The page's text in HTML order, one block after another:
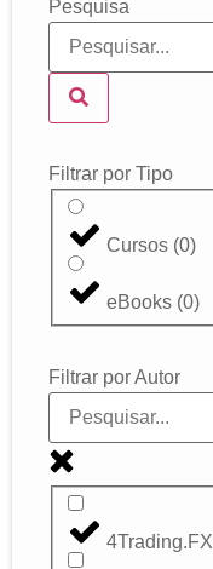
Pesquisa
Filtrar por Tipo
Cursos (0)
eBooks (0)
Filtrar por Autor
4Trading.FX